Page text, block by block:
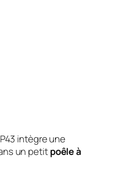
intègre une
un petitpoêle à